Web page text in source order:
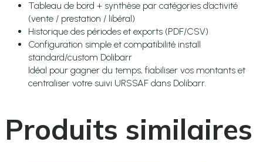
Tableau de bord + synthèse par catégories d’activité
(vente / prestation / libéral)
Historique des périodes et exports (PDF/CSV)
Configuration simple et compatibilité install
standard/custom Dolibarr
Idéal pour gagner du temps, fiabiliser vos montants et
centraliser votre suivi URSSAF dans Dolibarr.
Produits similaires